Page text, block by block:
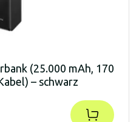
(25.000 mAh, 170
– schwarz